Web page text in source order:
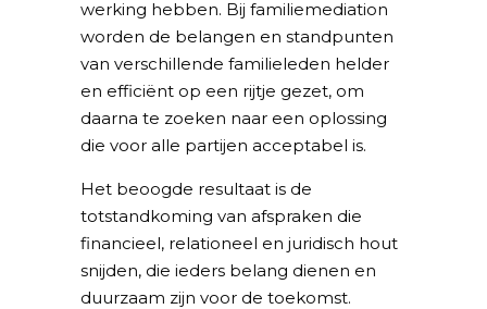
werking hebben. Bij familiemediation
worden de belangen en standpunten
van verschillende familieleden helder
en efficiënt op een rijtje gezet, om
daarna te zoeken naar een oplossing
die voor alle partijen acceptabel is.
Het beoogde resultaat is de
totstandkoming van afspraken die
financieel, relationeel en juridisch hout
snijden, die ieders belang dienen en
duurzaam zijn voor de toekomst.